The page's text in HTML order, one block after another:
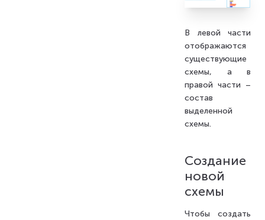
В левой части
отображаются
существующие
схемы, а в
правой части –
состав
выделенной
схемы.
Создание
новой
схемы
Чтобы создать